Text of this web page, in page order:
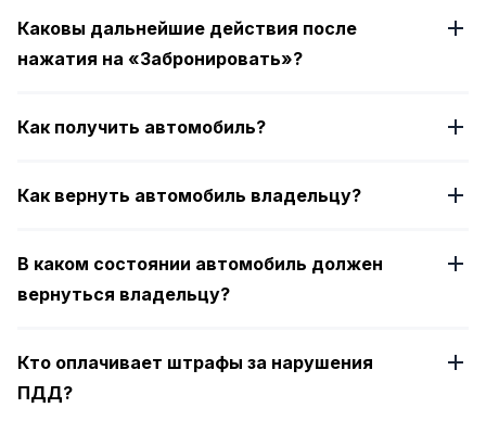
Каковы дальнейшие действия после
нажатия на «Забронировать»?
Как получить автомобиль?
Как вернуть автомобиль владельцу?
В каком состоянии автомобиль должен
вернуться владельцу?
Кто оплачивает штрафы за нарушения
ПДД?